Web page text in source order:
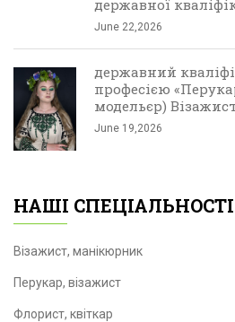
державної
June 22,2026
державний
професією
модельєр)
June 19,2026
НАШІ СПЕЦІАЛЬНОСТІ
Візажист, манікюрник
Перукар, візажист
Флорист, квіткар